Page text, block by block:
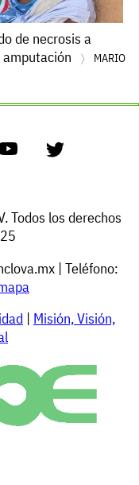
de necrosis a
MARIO
Todos los derechos
| Teléfono:
| Misión, Visión,